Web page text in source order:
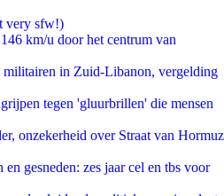
very sfw!)
km/u door het centrum van
militairen in Zuid-Libanon, vergelding
tegen 'gluurbrillen' die mensen
onzekerheid over Straat van Hormuz
gesneden: zes jaar cel en tbs voor